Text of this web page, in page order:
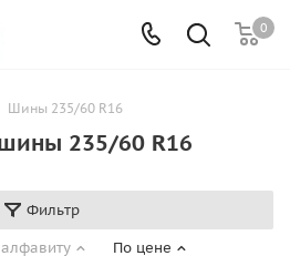
0
Шины 235/60 R16
235/60 R16
Фильтр
По цене